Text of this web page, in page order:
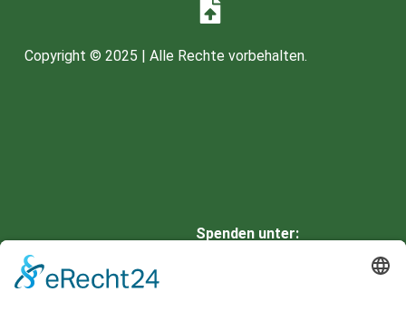
Copyright © 2025 | Alle Rechte vorbehalten.
Spenden unter: